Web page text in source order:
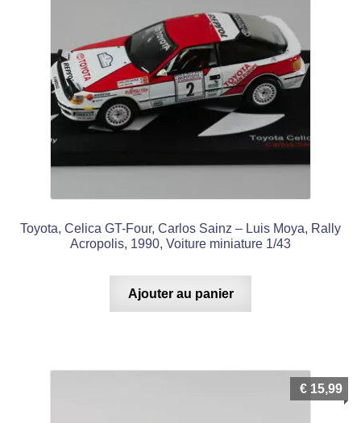
Toyota, Celica GT-Four, Carlos Sainz – Luis Moya, Rally
Acropolis, 1990, Voiture miniature 1/43
Ajouter au panier
€ 15,99